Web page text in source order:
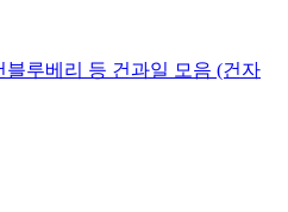
루베리 등 건과일 모음 (건자